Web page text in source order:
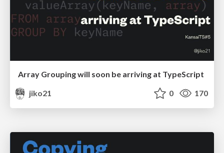
Array Grouping will soon be arriving at TypeScript
jiko21
0 170